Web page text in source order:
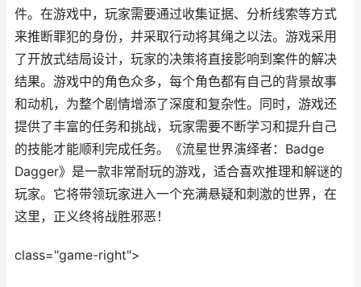
件。在游戏中，玩家需要通过收集证据、分析线索等方式
来推断罪犯的身份，并采取行动将其绳之以法。游戏采用
了开放式结局设计，玩家的决策将直接影响到案件的解决
结果。游戏中的角色众多，每个角色都有自己的背景故事
和动机，为整个剧情增添了深度和复杂性。同时，游戏还
提供了丰富的任务和挑战，玩家需要不断学习和提升自己
的技能才能顺利完成任务。《流星世界演绎者：Badge
Dagger》是一款非常耐玩的游戏，适合喜欢推理和解谜的
玩家。它将带领玩家进入一个充满悬疑和刺激的世界，在
这里，正义终将战胜邪恶！
class="game-right">